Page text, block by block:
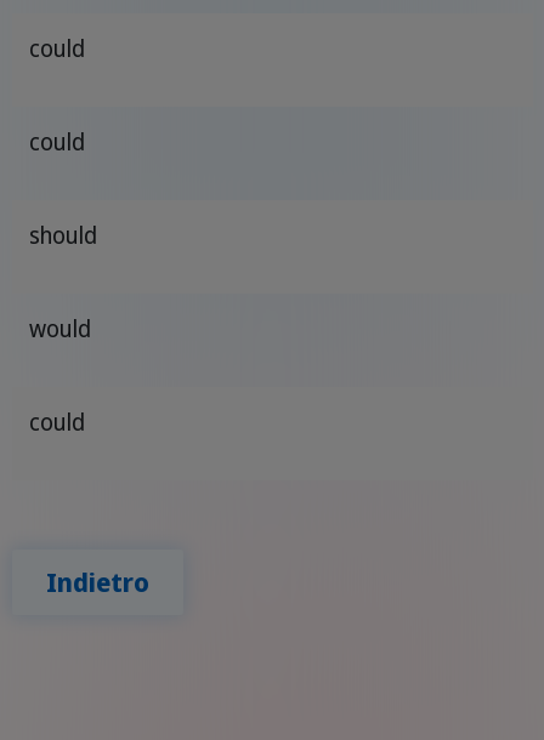
could
could
should
would
could
Indietro